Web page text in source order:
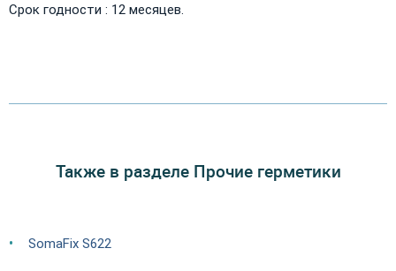
Срок годности : 12 месяцев.
Также в разделе Прочие герметики
SomaFix S622